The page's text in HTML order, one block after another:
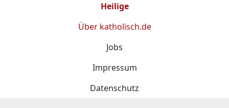
Heilige
Über katholisch.de
Jobs
Impressum
Datenschutz